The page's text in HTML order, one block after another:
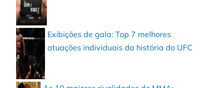
Exibições de gala: Top 7 melhores
atuações individuais da história do UFC